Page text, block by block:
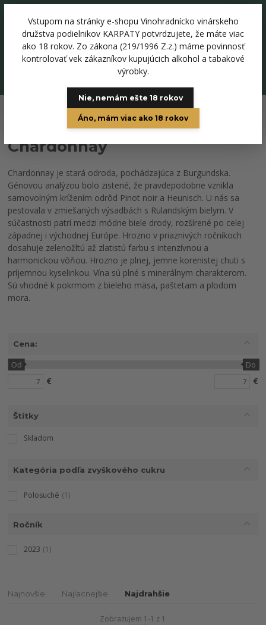
Vstupom na stránky e-shopu Vinohradnícko vinárskeho
družstva podielnikov KARPATY potvrdzujete, že máte viac
ako 18 rokov. Zo zákona (219/1996 Z.z.) máme povinnosť
kontrolovať vek zákazníkov kupujúcich alkohol a tabakové
výrobky.
Nie, nemám ešte 18 rokov
Áno, mám viac ako 18 rokov
0 €
Chardonnay
Chardonnay
Chardonnay je stará odroda, pochádzajúca z Burgundska.
Génovou analýzou bolo zistené, že pravdepodobne vznikla
samovolným krížením odrôd Pinot noir a Heunisch. U nás sa
pestovala v zmiešaných výsadbách s Rulandským bielym. V
súčastnosti patrí medzi módne biele drody, rozšírené po celej
západnej i východnej Európe. Hrozno v priaznivých ročníkoch
dosahuje zelenožltú až zlatistú farbu s intenzívnou a
harmonickou vôňou. Hrozno je plnej, jemne korenistej chuti s
príjemnou kyselinkou. Vína sú plné s minerálnym charakterom.
Sú vhodné k pokrmom z bieleho mäsa, paštetam a plodom
mora.
Cena:
€
Od Do
€
Štítky
Skladom
Kategória podľa zvyškového cukru
Polosuché (1)
Ročník
2023 (1)
Najnovšie Najlacnejšie Najdrahšie
Zobrazujem 1-1 z 1